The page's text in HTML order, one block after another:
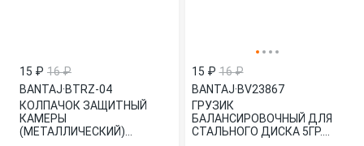
15 ₽ 16 ₽
BANTAJ·BTRZ-04
КОЛПАЧОК ЗАЩИТНЫЙ
КАМЕРЫ
(МЕТАЛЛИЧЕСКИЙ)
15 ₽ 16 ₽
BANTAJ·BV23867
ГРУЗИК
БАЛАНСИРОВОЧНЫЙ ДЛЯ
СТАЛЬНОГО ДИСКА 5ГР.